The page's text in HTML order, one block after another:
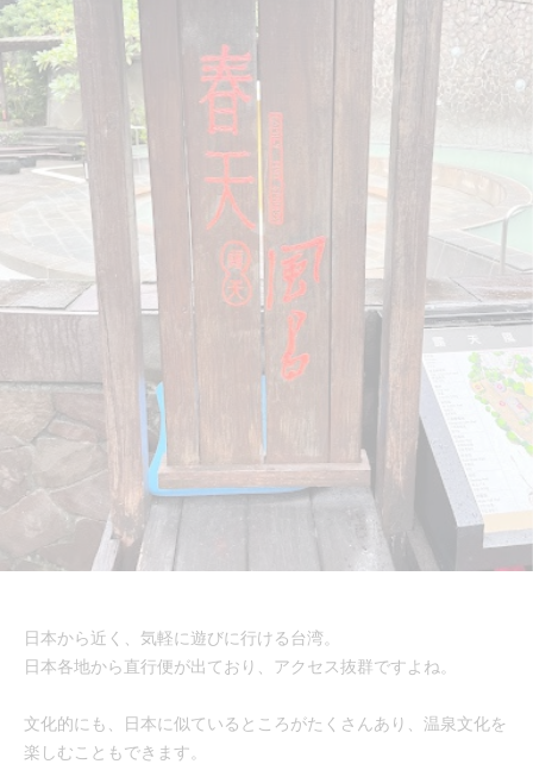
日本から近く、気軽に遊びに行ける台湾。
日本各地から直行便が出ており、アクセス抜群ですよね。
文化的にも、日本に似ているところがたくさんあり、温泉文化を
楽しむこともできます。